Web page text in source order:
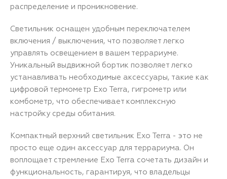
распределение и проникновение.
Светильник оснащен удобным переключателем
включения / выключения, что позволяет легко
управлять освещением в вашем террариуме.
Уникальный выдвижной бортик позволяет легко
устанавливать необходимые аксессуары, такие как
цифровой термометр Exo Terra, гигрометр или
комбометр, что обеспечивает комплексную
настройку среды обитания.
Компактный верхний светильник Exo Terra - это не
просто еще один аксессуар для террариума. Он
воплощает стремление Exo Terra сочетать дизайн и
функциональность, гарантируя, что владельцы